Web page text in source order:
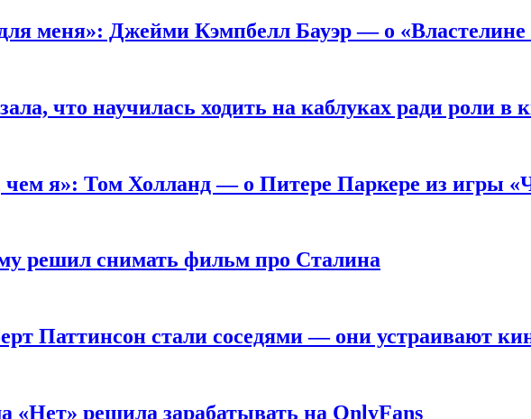
меня»: Джейми Кэмпбелл Бауэр — о «Властелине
что научилась ходить на каблуках ради роли в
я»: Том Холланд — о Питере Паркере из игры
решил снимать фильм про Сталина
Паттинсон стали соседями — они устраивают
«Нет» решила зарабатывать на OnlyFans